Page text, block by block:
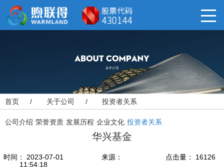
首页 / 关于公司 / 投资者关系
公司介绍 荣誉资质 发展历程 企业文化 投资者关系
华兴基金
时间： 2023-07-01
11:54:18
来源： 点击量： 16126